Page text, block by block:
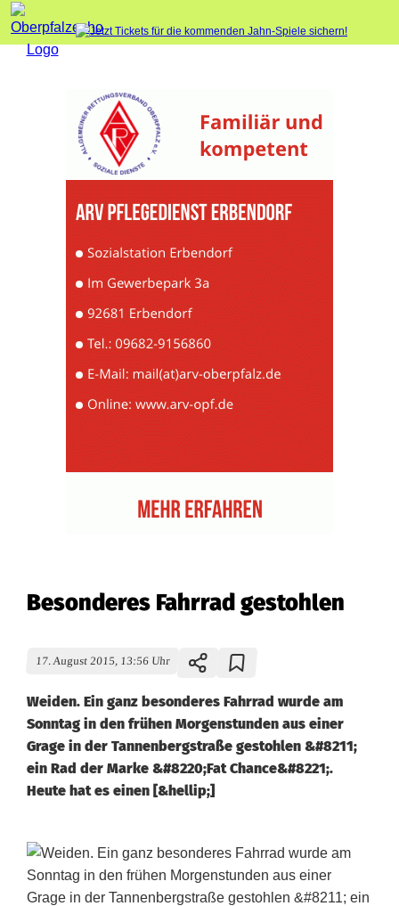
Besonderes Fahrrad gestohlen
17. August 2015, 13:56 Uhr
Weiden. Ein ganz besonderes Fahrrad wurde am
Sonntag in den frühen Morgenstunden aus einer
Grage in der Tannenbergstraße gestohlen &#8211;
ein Rad der Marke &#8220;Fat Chance&#8221;.
Heute hat es einen [&hellip;]